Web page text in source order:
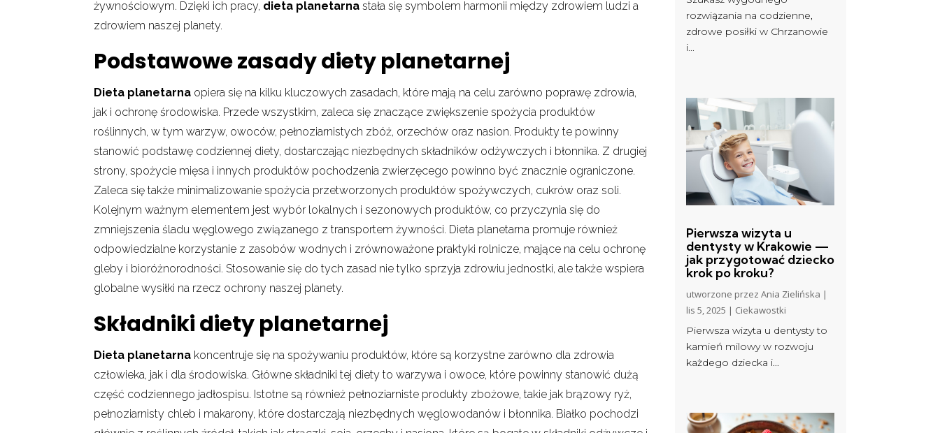
żywnościowym. Dzięki ich pracy, dieta planetarna stała się symbolem harmonii między zdrowiem ludzi a
zdrowiem naszej planety.
Podstawowe zasady diety planetarnej
Dieta planetarna opiera się na kilku kluczowych zasadach, które mają na celu zarówno poprawę zdrowia,
jak i ochronę środowiska. Przede wszystkim, zaleca się znaczące zwiększenie spożycia produktów
roślinnych, w tym warzyw, owoców, pełnoziarnistych zbóż, orzechów oraz nasion. Produkty te powinny
stanowić podstawę codziennej diety, dostarczając niezbędnych składników odżywczych i błonnika. Z drugiej
strony, spożycie mięsa i innych produktów pochodzenia zwierzęcego powinno być znacznie ograniczone.
Zaleca się także minimalizowanie spożycia przetworzonych produktów spożywczych, cukrów oraz soli.
Kolejnym ważnym elementem jest wybór lokalnych i sezonowych produktów, co przyczynia się do
zmniejszenia śladu węglowego związanego z transportem żywności. Dieta planetarna promuje również
odpowiedzialne korzystanie z zasobów wodnych i zrównoważone praktyki rolnicze, mające na celu ochronę
gleby i bioróżnorodności. Stosowanie się do tych zasad nie tylko sprzyja zdrowiu jednostki, ale także wspiera
globalne wysiłki na rzecz ochrony naszej planety.
Składniki diety planetarnej
Dieta planetarna koncentruje się na spożywaniu produktów, które są korzystne zarówno dla zdrowia
człowieka, jak i dla środowiska. Główne składniki tej diety to warzywa i owoce, które powinny stanowić dużą
część codziennego jadłospisu. Istotne są również pełnoziarniste produkty zbożowe, takie jak brązowy ryż,
pełnoziarnisty chleb i makarony, które dostarczają niezbędnych węglowodanów i błonnika. Białko pochodzi
rozwiązania na codzienne,
zdrowe posiłki w Chrzanowie
i...
Pierwsza wizyta u
dentysty w Krakowie —
jak przygotować dziecko
krok po kroku?
utworzone przezAnia Zielińska |
lis 5, 2025 | Ciekawostki
Pierwsza wizyta u dentysty to
kamień milowy w rozwoju
każdego dziecka i...